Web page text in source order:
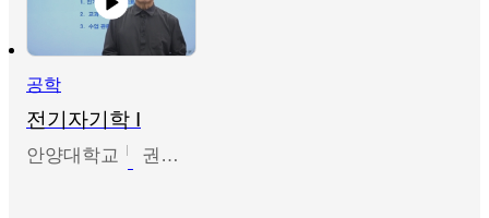
공학
전기자기학 I
안양대학교 권원현